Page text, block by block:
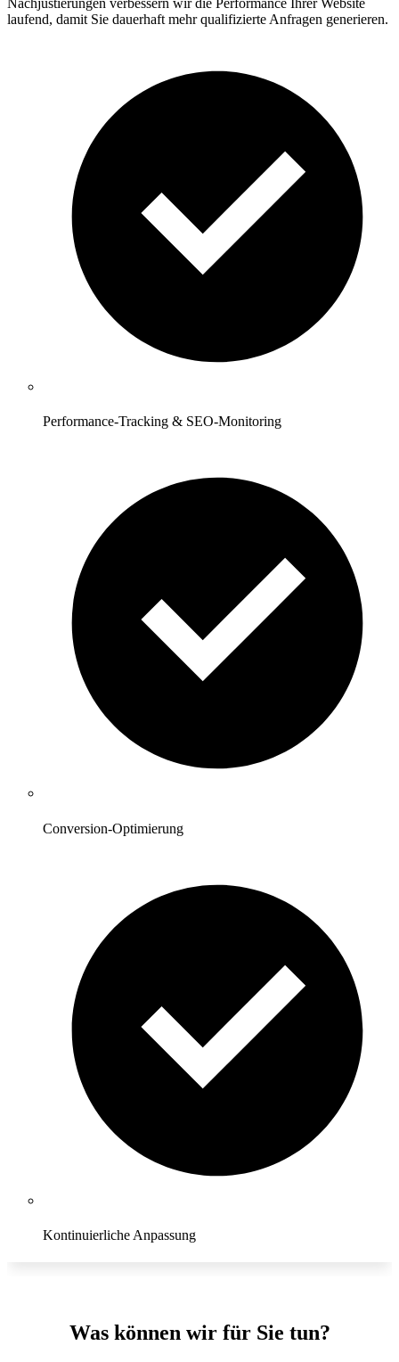
laufend, damit Sie dauerhaft mehr qualifizierte Anfragen generieren.
Performance-Tracking & SEO-Monitoring
Conversion-Optimierung
Kontinuierliche Anpassung
Was können wir für Sie tun?